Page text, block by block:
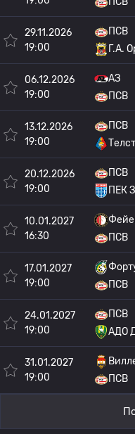
29.11.2026
19:00
ПСВ
Г.А.
06.12.2026
19:00
АЗ
ПСВ
13.12.2026
19:00
ПСВ
20.12.2026
19:00
ПСВ
ПЕК
10.01.2027
16:30
ПСВ
17.01.2027
19:00
ПСВ
24.01.2027
19:00
ПСВ
АДО
31.01.2027
19:00
ПСВ